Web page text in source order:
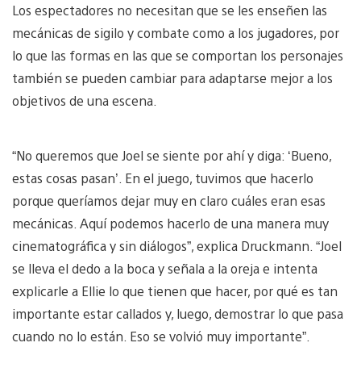
Los espectadores no necesitan que se les enseñen las
mecánicas de sigilo y combate como a los jugadores, por
lo que las formas en las que se comportan los personajes
también se pueden cambiar para adaptarse mejor a los
objetivos de una escena.
“No queremos que Joel se siente por ahí y diga: ‘Bueno,
estas cosas pasan’. En el juego, tuvimos que hacerlo
porque queríamos dejar muy en claro cuáles eran esas
mecánicas. Aquí podemos hacerlo de una manera muy
cinematográfica y sin diálogos”, explica Druckmann. “Joel
se lleva el dedo a la boca y señala a la oreja e intenta
explicarle a Ellie lo que tienen que hacer, por qué es tan
importante estar callados y, luego, demostrar lo que pasa
cuando no lo están. Eso se volvió muy importante”.